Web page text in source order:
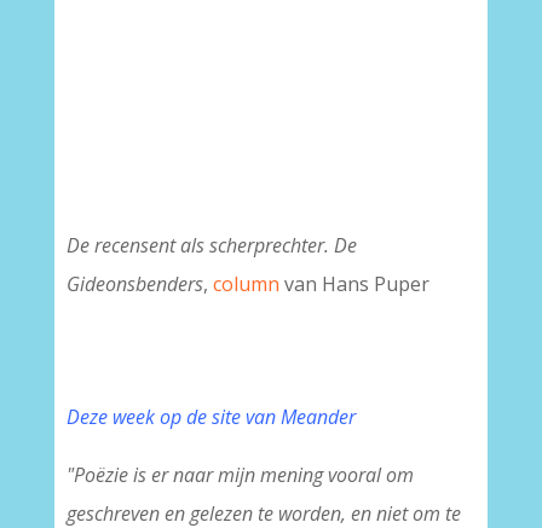
De recensent als scherprechter. De
Gideonsbenders, column van Hans Puper
Deze week op de site van Meander
"Poëzie is er naar mijn mening vooral om
geschreven en gelezen te worden, en niet om te